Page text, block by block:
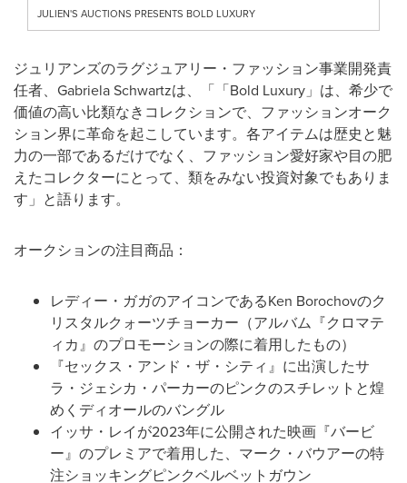
JULIEN'S AUCTIONS PRESENTS BOLD LUXURY
ジュリアンズのラグジュアリー・ファッション事業開発責
任者、Gabriela Schwartzは、「「Bold Luxury」は、希少で
価値の高い比類なきコレクションで、ファッションオーク
ション界に革命を起こしています。各アイテムは歴史と魅
力の一部であるだけでなく、ファッション愛好家や目の肥
えたコレクターにとって、類をみない投資対象でもありま
す」と語ります。
オークションの注目商品：
レディー・ガガのアイコンであるKen Borochovのク
リスタルクォーツチョーカー（アルバム『クロマテ
ィカ』のプロモーションの際に着用したもの）
『セックス・アンド・ザ・シティ』に出演したサ
ラ・ジェシカ・パーカーのピンクのスチレットと煌
めくディオールのバングル
イッサ・レイが2023年に公開された映画『バービ
ー』のプレミアで着用した、マーク・バウアーの特
注ショッキングピンクベルベットガウン